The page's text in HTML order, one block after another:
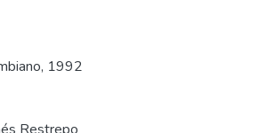
1992